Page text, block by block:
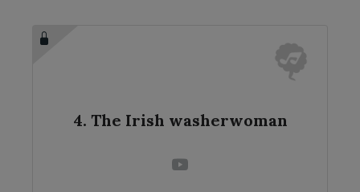
4. The Irish washerwoman